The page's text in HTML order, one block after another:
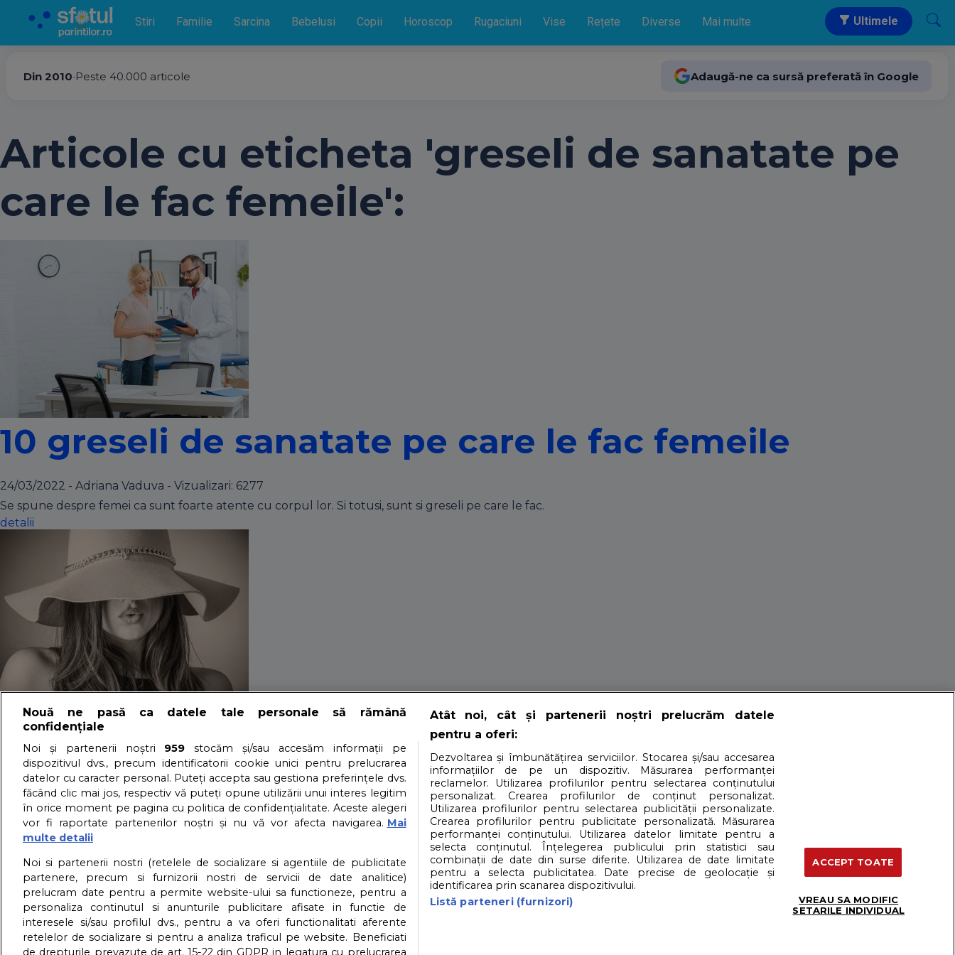
Stiri Familie Sarcina Bebelusi Copii Horoscop Rugaciuni Vise Rețete Diverse Mai multe Ultimele
Din 2010•Peste 40.000 articole Adaugă-ne ca sursă preferată în Google
Articole cu eticheta 'greseli de sanatate pe
care le fac femeile':
10 greseli de sanatate pe care le fac femeile
24/03/2022 - Adriana Vaduva - Vizualizari: 6277
Se spune despre femei ca sunt foarte atente cu corpul lor. Si totusi, sunt si greseli pe care le fac.
detalii
8 greseli de sanatate pe care le fac femeile
03/07/2021 - Adriana Vaduva - Vizualizari:2333
Incerci sa mananci sanatos, sa faci sport in mod regulat si, in general, sa ai un stil de viata sanatos insa, adesea, in timpul zilei te simti obosita, somnoroasa, sleita de orice
picatura de energie.
About us – Despre noi Contact Partener: Depositphotos.com Partener: Dreamstime
GDPR – Confidentialitatea datelor cu caracter personal Politica cookies
Nouă ne pasă ca datele tale personale să rămână
confidențiale
Noi și partenerii noștri 959 stocăm și/sau accesăm informații pe
dispozitivul dvs., precum identificatorii cookie unici pentru prelucrarea
datelor cu caracter personal. Puteți accepta sau gestiona preferințele dvs.
făcând clic mai jos, respectiv vă puteți opune utilizării unui interes legitim
în orice moment pe pagina cu politica de confidențialitate. Aceste alegeri
vor fi raportate partenerilor noștri și nu vă vor afecta navigarea. Mai
multe detalii
Noi si partenerii nostri (retelele de socializare si agentiile de publicitate
partenere, precum si furnizorii nostri de servicii de date analitice)
prelucram date pentru a permite website-ului sa functioneze, pentru a
personaliza continutul si anunturile publicitare afisate in functie de
interesele si/sau profilul dvs., pentru a va oferi functionalitati aferente
retelelor de socializare si pentru a analiza traficul pe website. Beneficiati
de drepturile prevazute de art. 15-22 din GDPR in legatura cu prelucrarea
Atât noi, cât și partenerii noștri prelucrăm datele
pentru a oferi:
Dezvoltarea și îmbunătățirea serviciilor. Stocarea și/sau accesarea
informațiilor de pe un dispozitiv. Măsurarea performanței
reclamelor. Utilizarea profilurilor pentru selectarea conținutului
personalizat. Crearea profilurilor de conținut personalizat.
Utilizarea profilurilor pentru selectarea publicității personalizate.
Crearea profilurilor pentru publicitate personalizată. Măsurarea
performanței conținutului. Utilizarea datelor limitate pentru a
selecta conținutul. Înțelegerea publicului prin statistici sau
combinații de date din surse diferite. Utilizarea de date limitate
pentru a selecta publicitatea. Date precise de geolocație și
identificarea prin scanarea dispozitivului.
Listă parteneri (furnizori)
ACCEPT TOATE
VREAU SA MODIFIC
SETARILE INDIVIDUAL